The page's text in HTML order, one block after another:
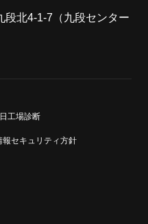
段北4-1-7（九段センター
工場診断
報セキュリティ方針